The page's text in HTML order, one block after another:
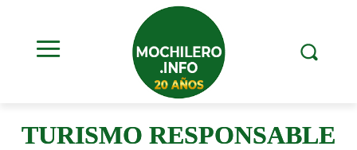
TURISMO RESPONSABLE